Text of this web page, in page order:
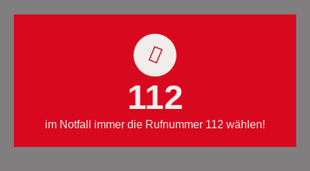
112
im Notfall immer die Rufnummer 112 wählen!